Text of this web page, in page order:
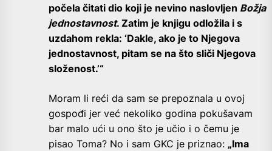
počela čitati dio koji je nevino naslovljen Božja
jednostavnost. Zatim je knjigu odložila i s
uzdahom rekla: ‘Dakle, ako je to Njegova
jednostavnost, pitam se na što sliči Njegova
složenost.’“
Moram li reći da sam se prepoznala u ovoj
gospođi jer već nekoliko godina pokušavam
bar malo ući u ono što je učio i o čemu je
pisao Toma? No i sam GKC je priznao: „Ima